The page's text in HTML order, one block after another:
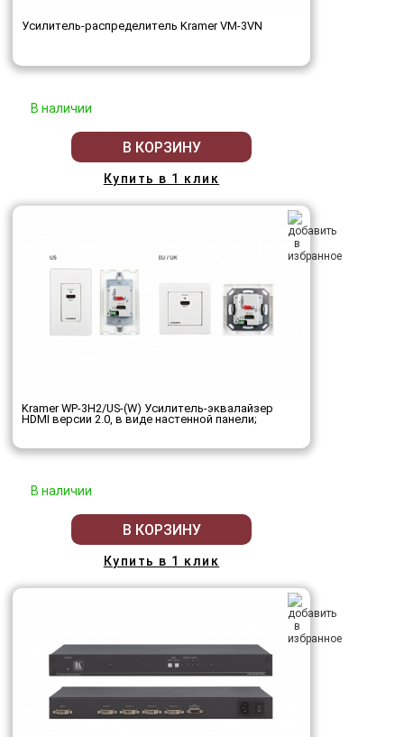
Усилитель-распределитель Kramer VM-3VN
В наличии
В КОРЗИНУ
Купить в 1 клик
Kramer WP-3H2/US-(W) Усилитель-эквалайзер
HDMI версии 2.0, в виде настенной панели;
В наличии
В КОРЗИНУ
Купить в 1 клик